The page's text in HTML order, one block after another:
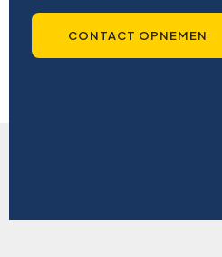
CONTACT OPNEMEN